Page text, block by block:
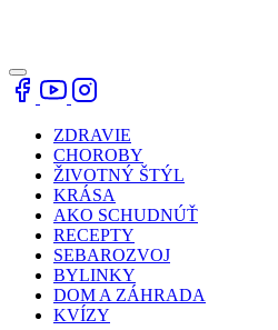
ZDRAVIE
CHOROBY
ŽIVOTNÝ ŠTÝL
KRÁSA
AKO SCHUDNÚŤ
RECEPTY
SEBAROZVOJ
BYLINKY
DOM A ZÁHRADA
KVÍZY